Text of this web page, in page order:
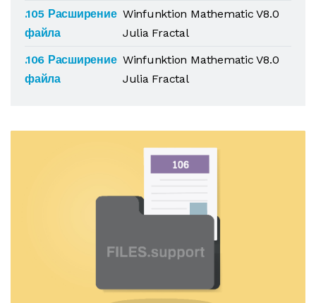
.105 Расширение
файла
Winfunktion Mathematic V8.0
Julia Fractal
.106 Расширение
файла
Winfunktion Mathematic V8.0
Julia Fractal